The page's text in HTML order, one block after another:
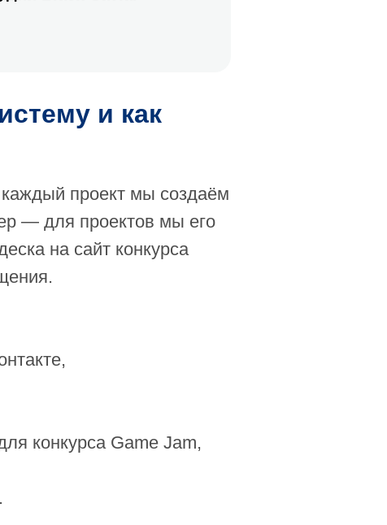
и как
проект мы создаём
— для проектов мы его
на сайт конкурса
конкурса Game Jam,